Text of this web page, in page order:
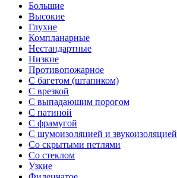
Большие
Высокие
Глухие
Компланарные
Нестандартные
Низкие
Противопожарное
С багетом (штапиком)
С врезкой
С выпадающим порогом
С патиной
С фрамугой
С шумоизоляцией и звукоизоляцией
Со скрытыми петлями
Со стеклом
Узкие